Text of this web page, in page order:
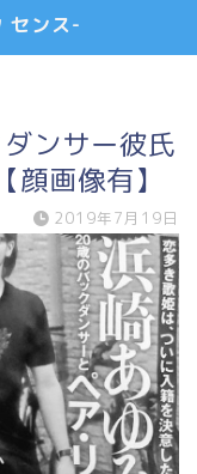
センス-
ンサー彼氏
画像有】
2019年7月19日